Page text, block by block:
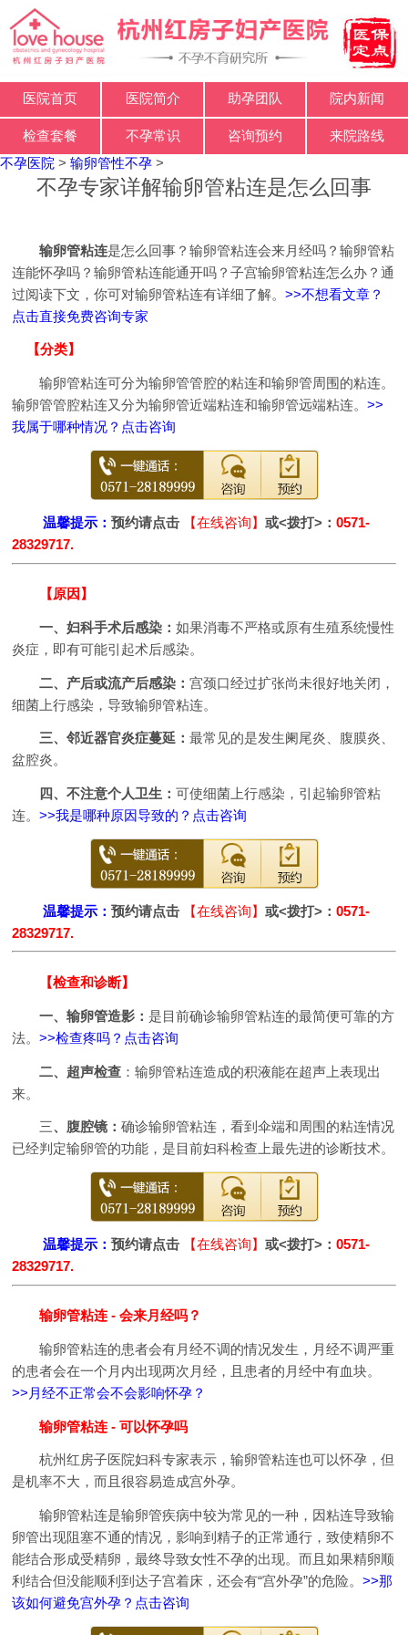
医院首页 医院简介 助孕团队 院内新闻
检查套餐 不孕常识 咨询预约
来院路线
不孕医院 > 输卵管性不孕 >
不孕专家详解输卵管粘连是怎么回事
输卵管粘连是怎么回事？输卵管粘连会来月经吗？输卵管粘
连能怀孕吗？输卵管粘连能通开吗？子宫输卵管粘连怎么办？通
过阅读下文，你可对输卵管粘连有详细了解。 >>不想看文章？
点击直接免费咨询专家
【分类】
输卵管粘连可分为输卵管管腔的粘连和输卵管周围的粘连。
输卵管管腔粘连又分为输卵管近端粘连和输卵管远端粘连。 >>
我属于哪种情况？点击咨询
温馨提示： 预约请点击【在线咨询】 或<拨打>： 0571-
28329717.
【原因】
一、妇科手术后感染： 如果消毒不严格或原有生殖系统慢性
炎症，即有可能引起术后感染。
二、产后或流产后感染： 宫颈口经过扩张尚未很好地关闭，
细菌上行感染，导致输卵管粘连。
三、邻近器官炎症蔓延： 最常见的是发生阑尾炎、腹膜炎、
盆腔炎。
四、不注意个人卫生： 可使细菌上行感染，引起输卵管粘
连。 >>我是哪种原因导致的？点击咨询
温馨提示： 预约请点击【在线咨询】 或<拨打>： 0571-
28329717.
【检查和诊断】
一、输卵管造影： 是目前确诊输卵管粘连的最简便可靠的方
法。 >>检查疼吗？点击咨询
二、超声检查：输卵管粘连造成的积液能在超声上表现出
来。
三、腹腔镜： 确诊输卵管粘连，看到伞端和周围的粘连情况
已经判定输卵管的功能，是目前妇科检查上最先进的诊断技术。
温馨提示： 预约请点击【在线咨询】 或<拨打>： 0571-
28329717.
输卵管粘连 - 会来月经吗？
输卵管粘连的患者会有月经不调的情况发生，月经不调严重
的患者会在一个月内出现两次月经，且患者的月经中有血块。
>>月经不正常会不会影响怀孕？
输卵管粘连 - 可以怀孕吗
杭州红房子医院妇科专家表示，输卵管粘连也可以怀孕，但
是机率不大，而且很容易造成宫外孕。
输卵管粘连是输卵管疾病中较为常见的一种，因粘连导致输
卵管出现阻塞不通的情况，影响到精子的正常通行，致使精卵不
能结合形成受精卵，最终导致女性不孕的出现。而且如果精卵顺
利结合但没能顺利到达子宫着床，还会有“宫外孕”的危险。 >>那
该如何避免宫外孕？点击咨询